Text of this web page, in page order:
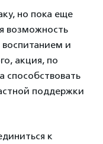
но пока еще
возможность
воспитанием и
акция, по
способствовать
поддержки
к